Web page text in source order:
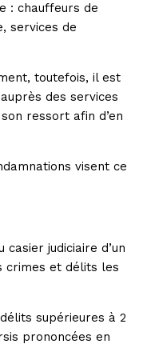
: chauffeurs de
services de
toutefois, il est
des services
ressort afin d’en
visent ce
casier judiciaire d’un
crimes et délits les
supérieures à 2
prononcées en